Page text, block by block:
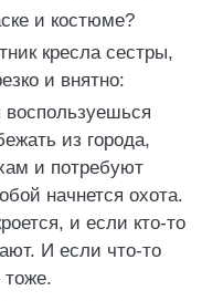
и костюме?
кресла сестры,
и внятно:
из города,
и потребуют
начнется охота.
и если кто-то
И если что-то
тоже.